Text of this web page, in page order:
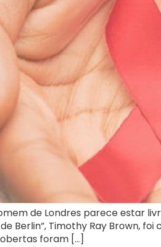
de Londres parece estar
Berlin”, Timothy Ray Brown,
foram […]